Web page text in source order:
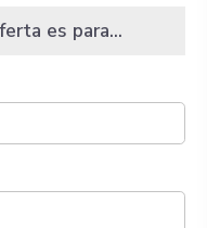
es para...